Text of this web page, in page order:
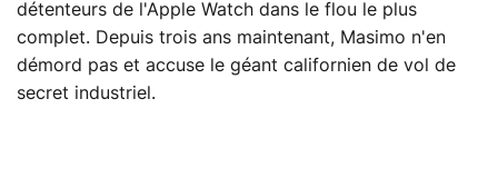
détenteurs de l'Apple Watch dans le flou le plus
complet. Depuis trois ans maintenant, Masimo n'en
démord pas et accuse le géant californien de vol de
secret industriel.